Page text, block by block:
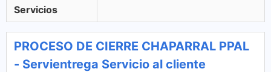
Servicios
PROCESO DE CIERRE CHAPARRAL PPAL
- Servientrega Servicio al cliente